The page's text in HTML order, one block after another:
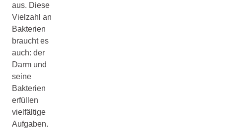
aus. Diese
Vielzahl an
Bakterien
braucht es
auch: der
Darm und
seine
Bakterien
erfüllen
vielfältige
Aufgaben.